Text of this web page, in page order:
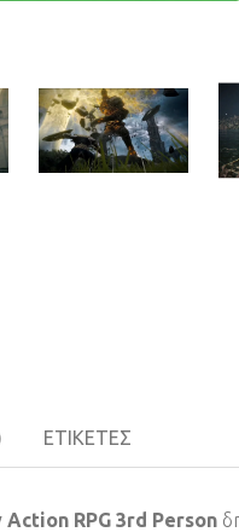
ΕΤΙΚΈΤΕΣ
Action RPG 3rd Person